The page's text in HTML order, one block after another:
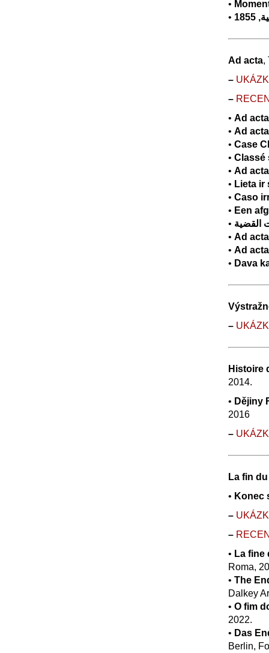
•
•
Ad acta,
– UKÁ
–
• Ad acta
• Ad acta
• Case
• Classé
• Ad acta
• Lieta ir
• Caso
• Een
•
• Ad acta
• Ad acta
• Dava
– UKÁ
Histoire
2014.
• Dějiny
2016
– UKÁ
La fin
• Konec
– UKÁ
–
• La fine
Roma,
• The
Dalkey
• O fim
2022.
• Das
Berlin,